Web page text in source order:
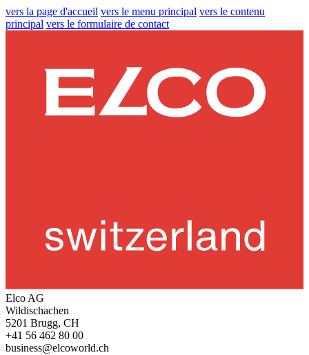
vers la page d'accueil vers le menu principal vers le contenu
principal vers le formulaire de contact
Elco AG
Wildischachen
5201 Brugg, CH
+41 56 462 80 00
business@elcoworld.ch